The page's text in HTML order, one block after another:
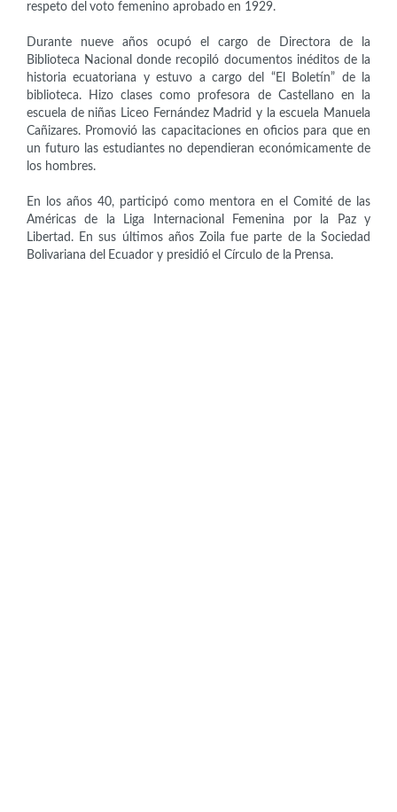
respeto del voto femenino aprobado en 1929.
Durante nueve años ocupó el cargo de Directora de la
Biblioteca Nacional donde recopiló documentos inéditos de la
historia ecuatoriana y estuvo a cargo del “El Boletín” de la
biblioteca. Hizo clases como profesora de Castellano en la
escuela de niñas Liceo Fernández Madrid y la escuela Manuela
Cañizares. Promovió las capacitaciones en oficios para que en
un futuro las estudiantes no dependieran económicamente de
los hombres.
En los años 40, participó como mentora en el Comité de las
Américas de la Liga Internacional Femenina por la Paz y
Libertad. En sus últimos años Zoila fue parte de la Sociedad
Bolivariana del Ecuador y presidió el Círculo de la Prensa.